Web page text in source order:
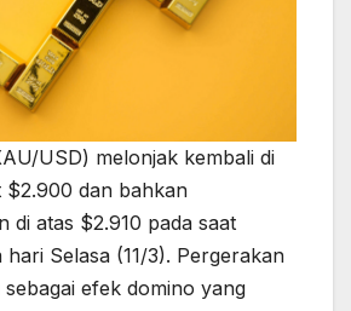
USD) melonjak kembali di
$2.900 dan bahkan
di atas $2.910 pada saat
hari Selasa (11/3). Pergerakan
efek domino yang